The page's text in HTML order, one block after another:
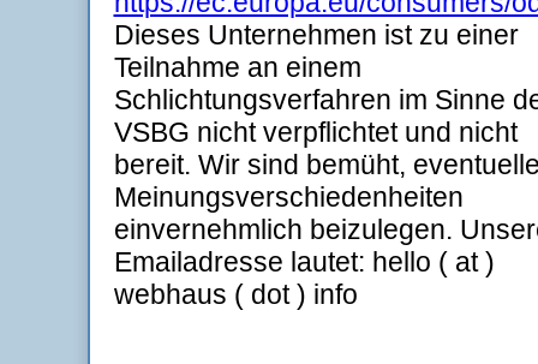
Dieses Unternehmen ist zu einer
Teilnahme an einem
Schlichtungsverfahren im Sinne
VSBG nicht verpflichtet und nicht
bereit. Wir sind bemüht,
Meinungsverschiedenheiten
einvernehmlich beizulegen.
Emailadresse lautet: hello ( at )
webhaus ( dot ) info